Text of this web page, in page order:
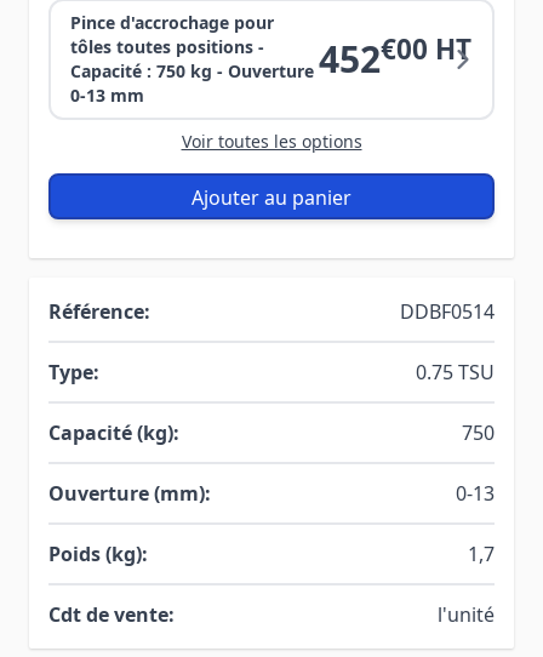
Pince d'accrochage pour
tôles toutes positions -
Capacité : 750 kg - Ouverture
0-13 mm
452€00 HT
Voir toutes les options
Ajouter au panier
Référence: DDBF0514
Type: 0.75 TSU
Capacité (kg): 750
Ouverture (mm): 0-13
Poids (kg): 1,7
Cdt de vente: l'unité